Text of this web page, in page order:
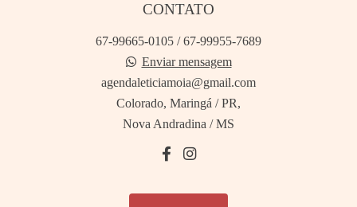
CONTATO
67-99665-0105 / 67-99955-7689
Enviar mensagem
agendaleticiamoia@gmail.com
Colorado, Maringá / PR,
Nova Andradina / MS